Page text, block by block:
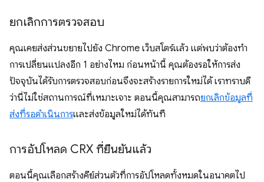
ยกเลิกการตรวจสอบ
คุณเคยส่งส่วนขยายไปยัง Chrome เว็บสโตร์แล้ว แต่พบว่าต้องทํา
การเปลี่ยนแปลงอีก 1 อย่างไหม ก่อนหน้านี้ คุณต้องรอให้การส่ง
ปัจจุบันได้รับการตรวจสอบก่อนจึงจะสร้างรายการใหม่ได้ เราทราบดี
ว่านี่ไม่ใช่สถานการณ์ที่เหมาะเจาะ ตอนนี้คุณสามารถยกเลิกข้อมูลที่
ส่งที่รอดำเนินการและส่งข้อมูลใหม่ได้ทันที
การอัปโหลด CRX ที่ยืนยันแล้ว
ตอนนี้คุณเลือกสร้างคีย์ส่วนตัวที่การอัปโหลดทั้งหมดในอนาคตไป